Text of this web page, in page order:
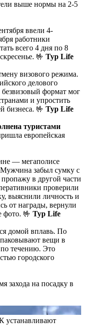
выше нормы на 2-5
ввели 4-
работники
всего 4 дня по 8
🤟 Тур Life
визового режима.
делового
формат мог
и упростить
бизнеса. 🤟 Тур Life
туристами
европейская
— мегаполисе
Мужчина забыл сумку с
в другой части
проверили
выяснили личность и
от награды, вернули
фото. 🤟 Тур Life
домой вплавь. По
вещи в
течению. Это
городского
захода на посадку в
устанавливают